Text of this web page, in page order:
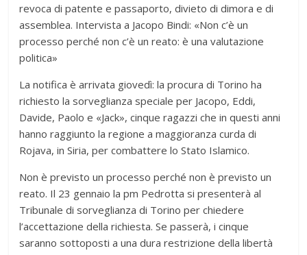
revoca di patente e passaporto, divieto di dimora e di
assemblea. Intervista a Jacopo Bindi: «Non c’è un
processo perché non c’è un reato: è una valutazione
politica»
La notifica è arrivata giovedì: la procura di Torino ha
richiesto la sorveglianza speciale per Jacopo, Eddi,
Davide, Paolo e «Jack», cinque ragazzi che in questi anni
hanno raggiunto la regione a maggioranza curda di
Rojava, in Siria, per combattere lo Stato Islamico.
Non è previsto un processo perché non è previsto un
reato. Il 23 gennaio la pm Pedrotta si presenterà al
Tribunale di sorveglianza di Torino per chiedere
l’accettazione della richiesta. Se passerà, i cinque
saranno sottoposti a una dura restrizione della libertà